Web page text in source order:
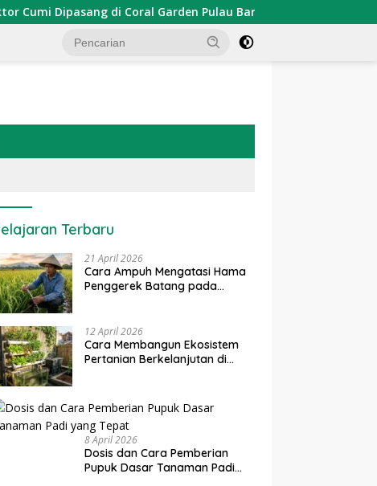
di Coral Garden Pulau Barrang Caddi
IoT dalam
Modern di Indonesia
Ekonomi Sumber Daya Lahan:
Terbaru
21 April 2026
Cara Ampuh Mengatasi Hama
Penggerek Batang pada
12 April 2026
Cara Membangun Ekosistem
Pertanian Berkelanjutan di
8 April 2026
Dosis dan Cara Pemberian
Pupuk Dasar Tanaman Padi